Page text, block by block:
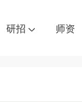
研招 师资